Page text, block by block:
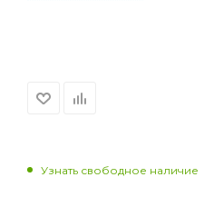
Узнать свободное наличие